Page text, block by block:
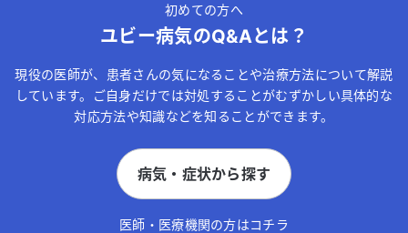
初めての方へ
ユビー病気のQ&Aとは？
現役の医師が、患者さんの気になることや治療方法について解説
しています。ご自身だけでは対処することがむずかしい具体的な
対応方法や知識などを知ることができます。
病気・症状から探す
医師・医療機関の方はコチラ